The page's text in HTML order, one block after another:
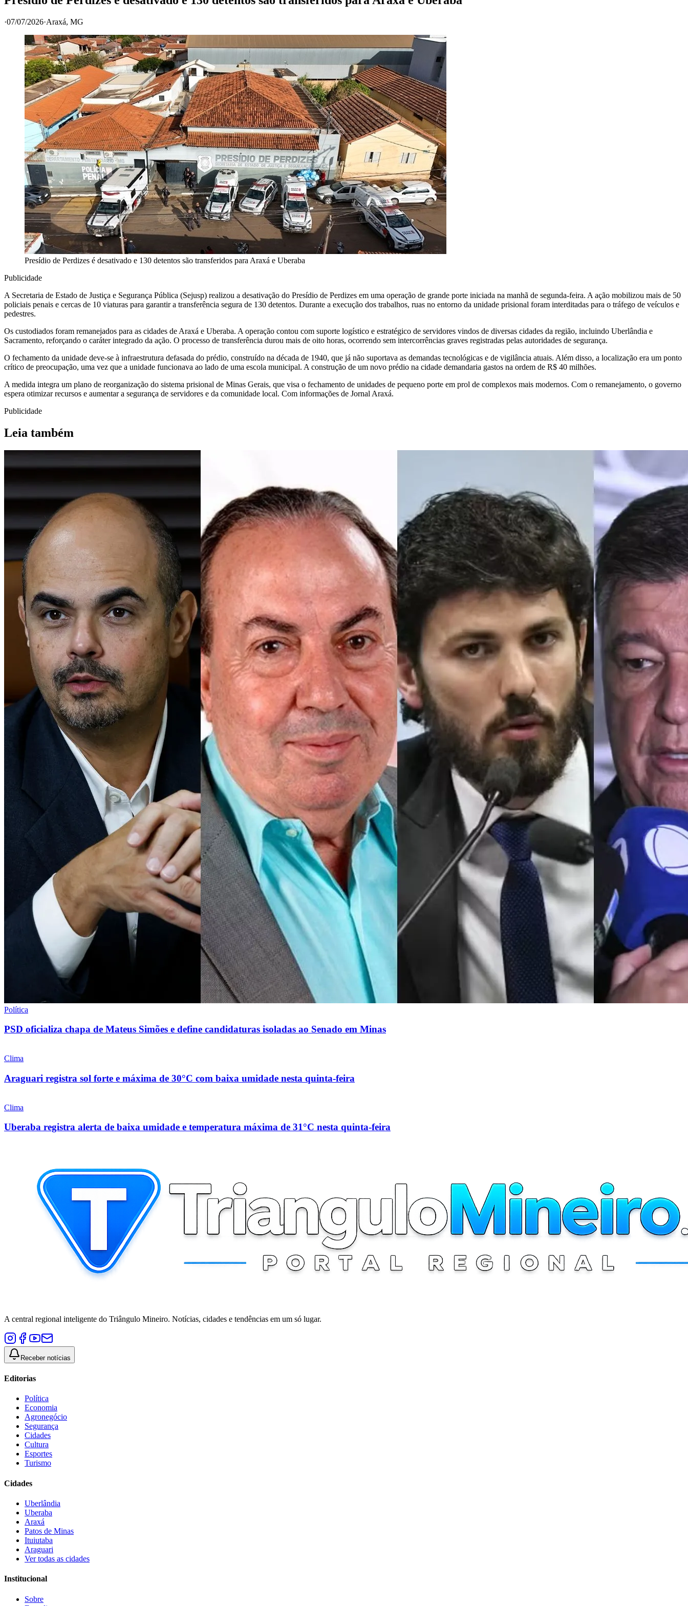
·07/07/2026·Araxá, MG
Presídio de Perdizes é desativado e 130 detentos são transferidos para Araxá e Uberaba
Publicidade
A Secretaria de Estado de Justiça e Segurança Pública (Sejusp) realizou a desativação do Presídio de Perdizes em uma operação de grande porte iniciada na manhã de segunda-feira. A ação mobilizou mais de 50
policiais penais e cercas de 10 viaturas para garantir a transferência segura de 130 detentos. Durante a execução dos trabalhos, ruas no entorno da unidade prisional foram interditadas para o tráfego de veículos e
pedestres.
Os custodiados foram remanejados para as cidades de Araxá e Uberaba. A operação contou com suporte logístico e estratégico de servidores vindos de diversas cidades da região, incluindo Uberlândia e
Sacramento, reforçando o caráter integrado da ação. O processo de transferência durou mais de oito horas, ocorrendo sem intercorrências graves registradas pelas autoridades de segurança.
O fechamento da unidade deve-se à infraestrutura defasada do prédio, construído na década de 1940, que já não suportava as demandas tecnológicas e de vigilância atuais. Além disso, a localização era um ponto
crítico de preocupação, uma vez que a unidade funcionava ao lado de uma escola municipal. A construção de um novo prédio na cidade demandaria gastos na ordem de R$ 40 milhões.
A medida integra um plano de reorganização do sistema prisional de Minas Gerais, que visa o fechamento de unidades de pequeno porte em prol de complexos mais modernos. Com o remanejamento, o governo
espera otimizar recursos e aumentar a segurança de servidores e da comunidade local. Com informações de Jornal Araxá.
Publicidade
Leia também
Política
PSD oficializa chapa de Mateus Simões e define candidaturas isoladas ao Senado em Minas
Clima
Araguari registra sol forte e máxima de 30°C com baixa umidade nesta quinta-feira
Clima
Uberaba registra alerta de baixa umidade e temperatura máxima de 31°C nesta quinta-feira
A central regional inteligente do Triângulo Mineiro. Notícias, cidades e tendências em um só lugar.
Receber notícias
Editorias
Política
Economia
Agronegócio
Segurança
Cidades
Cultura
Esportes
Turismo
Cidades
Uberlândia
Uberaba
Araxá
Patos de Minas
Ituiutaba
Araguari
Ver todas as cidades
Institucional
Sobre